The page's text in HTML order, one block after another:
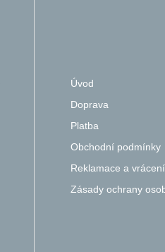
Úvod
Doprava
Platba
Obchodní podmínky
Reklamace a
Zásady ochrany